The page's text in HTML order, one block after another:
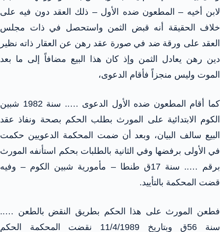
لابن أخيه – المطعون ضده الأول – ذلك العقد دون فيه على
خلاف الحقيقة أنه قبض الثمن واستحصل في ذات مجلس
العقد على ورقة ضد في صورة عقد رهن عن العقار ذاته نظير
دين رهن يعادل الثمن وإذ كان هذا البيع مضافاً إلى ما بعد
الموت وليس منجزاً فأقام الدعوى،
كما أقام المطعون ضده الأول الدعوى ….. سنة 1982 شبين
الكوم الابتدائية على المورث بطلب الحكم بصحة ونفاذ عقد
البيع سالف البيان، وبعد أن ضمت المحكمة الدعويين حكمت
في الأولى برفضها وفي الثانية بالطلبات بحكم استأنفه المورث
برقم ….. سنة 17ق طنطا – مأمورية شبين الكوم – وفيه
قضت المحكمة بالتأييد.
فطعن المورث على هذا الحكم بطريق النقض بالطعن …..
سنة 56ق وبتاريخ 11/4/1989 نقضت المحكمة الحكم